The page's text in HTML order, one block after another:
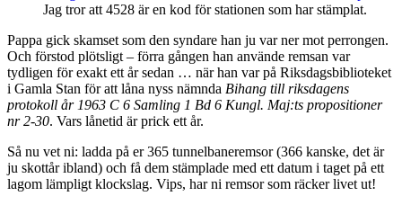
Jag tror att 4528 är en kod för stationen som har stämplat.
Pappa gick skamset som den syndare han ju var ner mot perrongen.
Och förstod plötsligt – förra gången han använde remsan var
tydligen för exakt ett år sedan … när han var på Riksdagsbiblioteket
i Gamla Stan för att låna nyss nämnda Bihang till riksdagens
protokoll år 1963 C 6 Samling 1 Bd 6 Kungl. Maj:ts propositioner
nr 2-30. Vars lånetid är prick ett år.
Så nu vet ni: ladda på er 365 tunnelbaneremsor (366 kanske, det är
ju skottår ibland) och få dem stämplade med ett datum i taget på ett
lagom lämpligt klockslag. Vips, har ni remsor som räcker livet ut!